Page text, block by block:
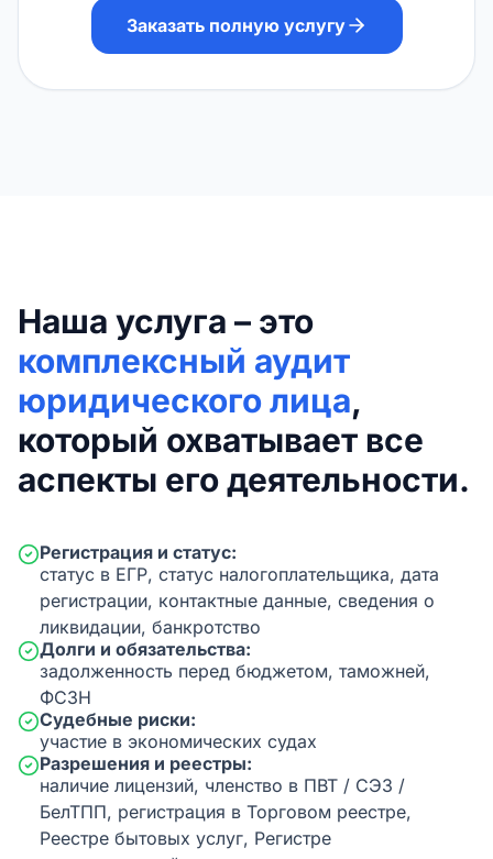
Заказать полную услугу
Наша услуга – это
комплексный аудит
юридического лица,
который охватывает все
аспекты его деятельности.
Регистрация и статус:
статус в ЕГР, статус налогоплательщика, дата
регистрации, контактные данные, сведения о
ликвидации, банкротство
Долги и обязательства:
задолженность перед бюджетом, таможней,
ФСЗН
Судебные риски:
участие в экономических судах
Разрешения и реестры:
наличие лицензий, членство в ПВТ / СЭЗ /
БелТПП, регистрация в Торговом реестре,
Реестре бытовых услуг, Регистре